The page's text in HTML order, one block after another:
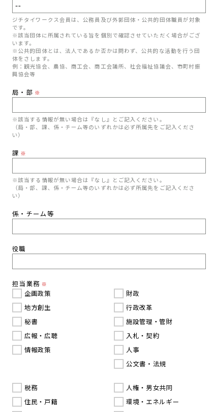
ジチタイワークス会員は、公務員及び外郭団体・公共的団体職員が対象
です。
※該当団体に所属されている旨を個別で確認させていただく場合がござ
います。
※公共的団体とは、法人であるか否かは問わず、公共的な活動を行う団
体をさします。
例：観光協会、農協、商工会、商工会議所、社会福祉協議会、市町村振
興協会等
局・部 ※
※該当する情報が無い場合は『なし』とご記入ください。
（局・部、課、係・チーム等のいずれかは必ず所属先をご記入くださ
い）
課 ※
※該当する情報が無い場合は『なし』とご記入ください。
（局・部、課、係・チーム等のいずれかは必ず所属先をご記入くださ
い）
係・チーム等
役職
担当業務 ※
企画政策
地方創生
秘書
広報・広聴
情報政策
財政
行政改革
施設管理・管財
入札・契約
人事
公文書・法規
税務
住民・戸籍
人権・男女共同
環境・エネルギー